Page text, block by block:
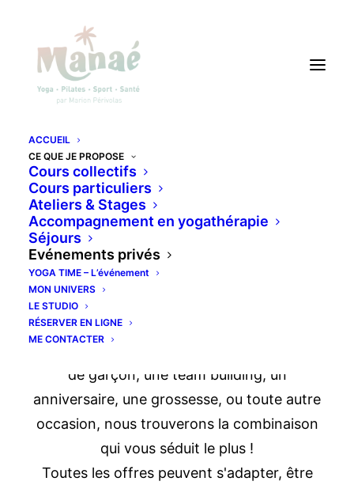
ACCUEIL
CE QUE JE PROPOSE
Cours collectifs
Cours particuliers
Ateliers & Stages
Accompagnement en yogathérapie
Séjours
Evénements privés
YOGA TIME – L’événement
MON UNIVERS
LE STUDIO
RÉSERVER EN LIGNE
ME CONTACTER
ÉVÉNEMENTS PRIVÉS
Vous souhaitez organiser un
événement pour une journée spéciale
ou tout simplement pour le plaisir,
regardez les propositions suivantes !
de garçon, une team building, un
anniversaire, une grossesse, ou toute autre
occasion, nous trouverons la combinaison
qui vous séduit le plus !
Toutes les offres peuvent s'adapter, être